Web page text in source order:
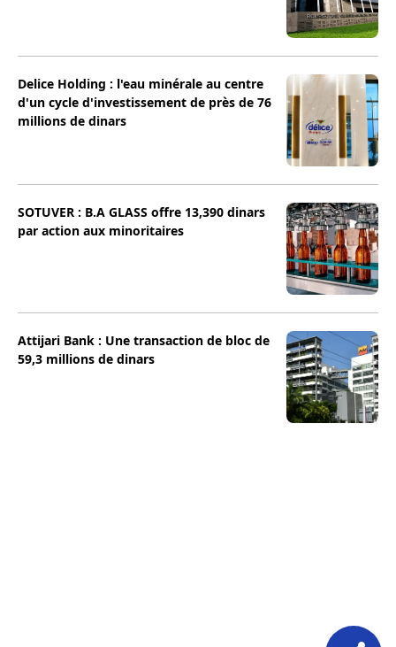
Delice Holding : l'eau minérale au centre
d'un cycle d'investissement de près de 76
millions de dinars
SOTUVER : B.A GLASS offre 13,390 dinars
par action aux minoritaires
Attijari Bank : Une transaction de bloc de
59,3 millions de dinars